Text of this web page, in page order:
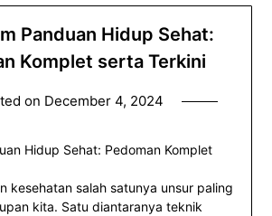
Panduan Hidup Sehat:
Komplet serta Terkini
on December 4, 2024
Hidup Sehat: Pedoman Komplet
kesehatan salah satunya unsur paling
kita. Satu diantaranya teknik